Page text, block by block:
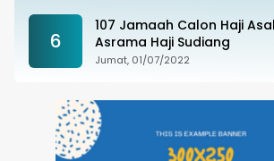
6
107 Jamaah Calon Haji
Asrama Haji Sudiang
Jumat, 01/07/2022